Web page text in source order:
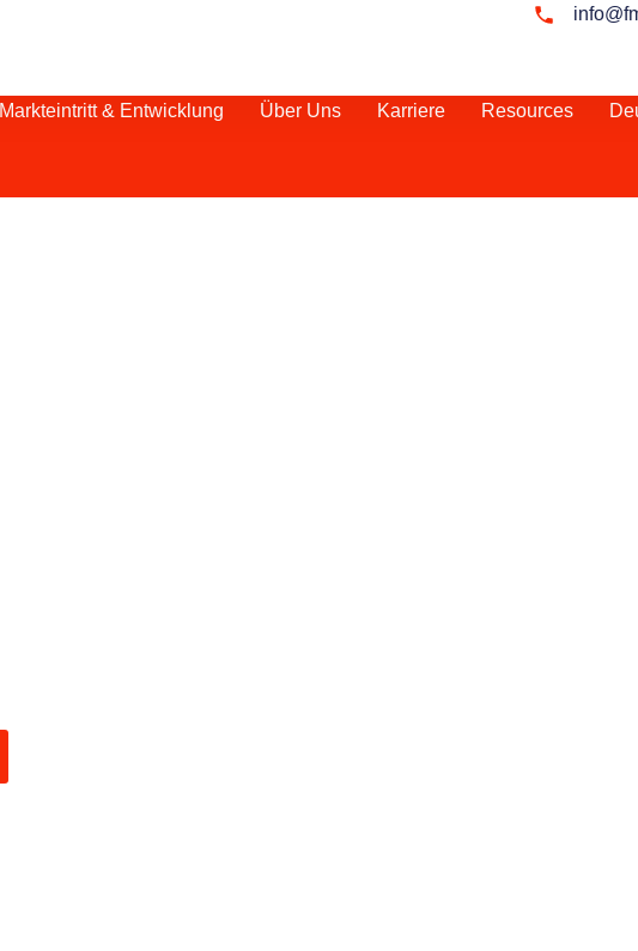
Markteintritt & Entwicklung Über Uns Karriere Resources